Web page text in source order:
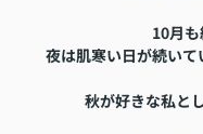
10月も
夜は肌寒い日が続いて
秋が好きな私と